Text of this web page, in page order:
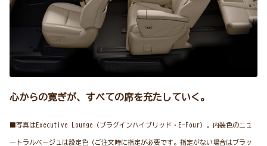
心からの寛ぎが、すべての席を充たしていく。
■写真はExecutive Lounge（プラグインハイブリッド・E-Four）。内装色のニュ
ートラルベージュは設定色（ご注文時に指定が必要です。指定がない場合はブラッ